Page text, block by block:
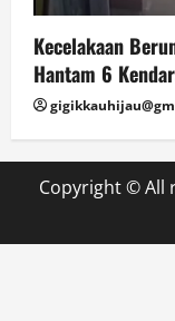
Kecelakaan
Hantam 6
Copyright © All